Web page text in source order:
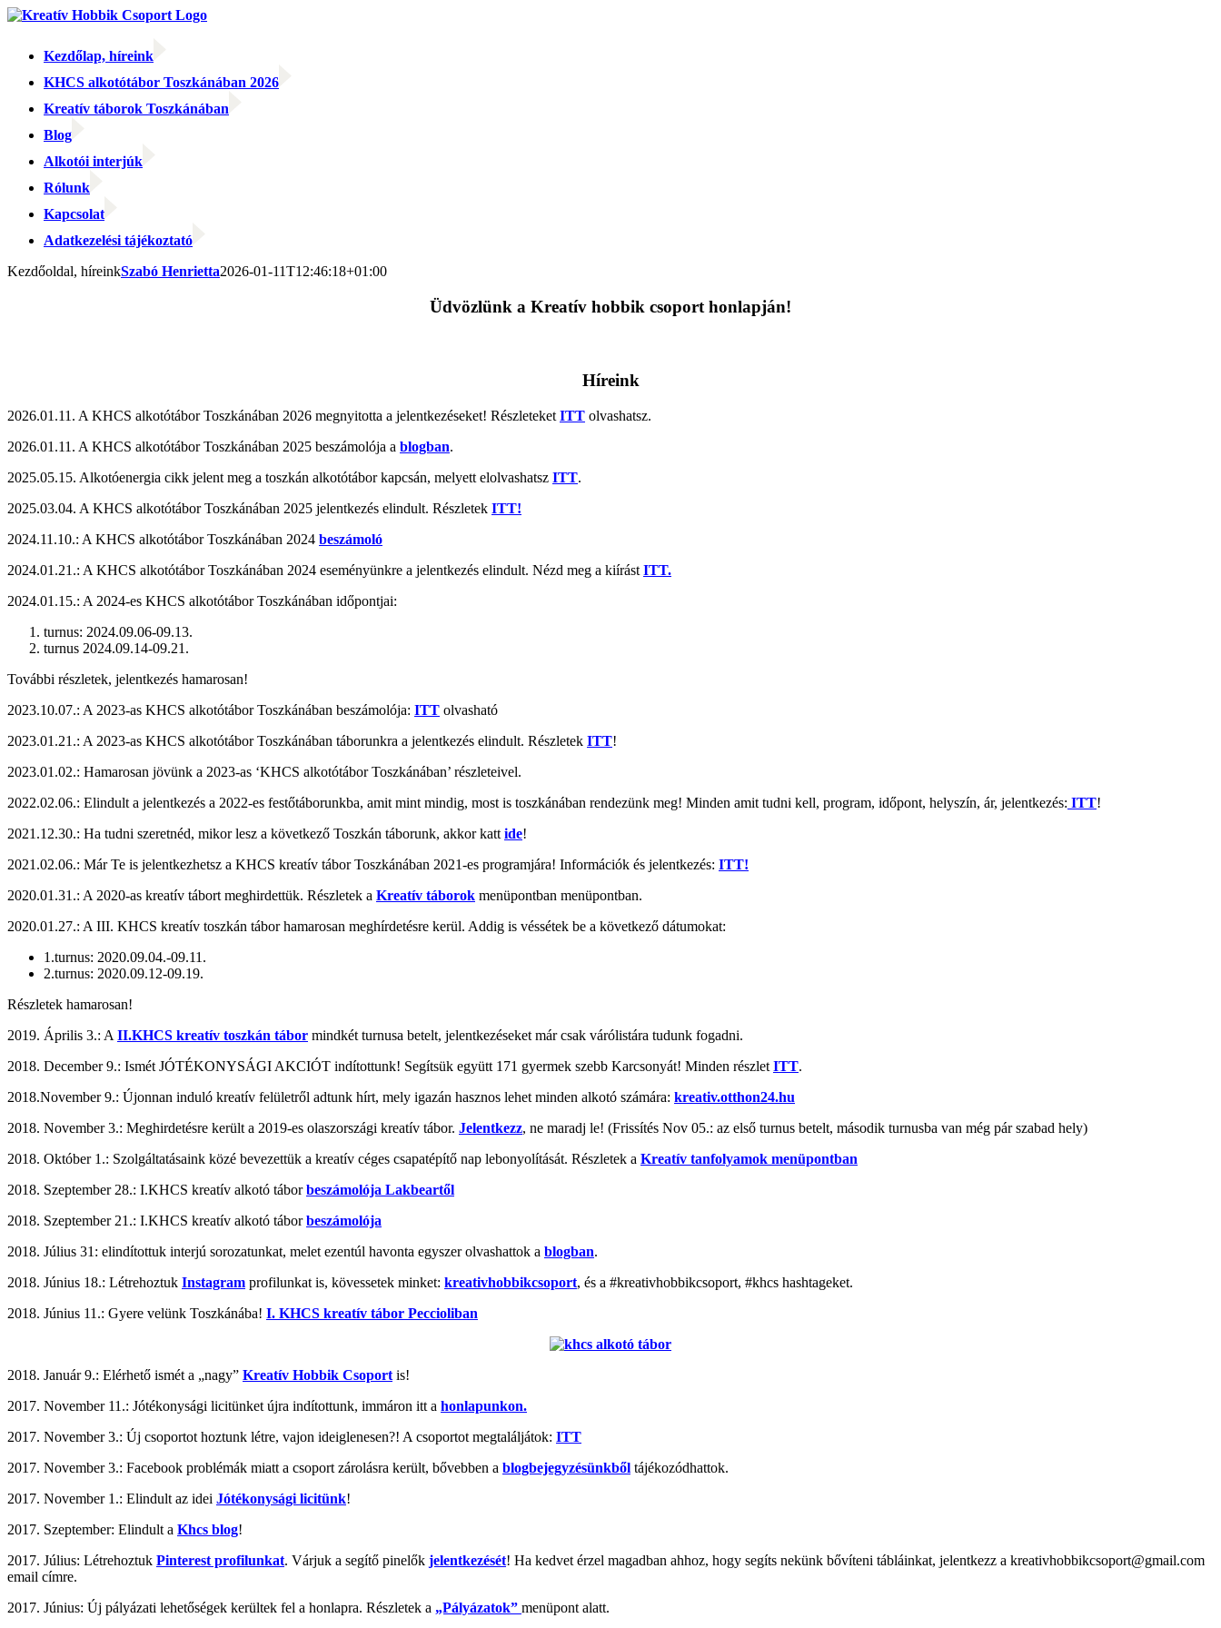
Kihagyás
Kezdőlap, híreink
KHCS alkotótábor Toszkánában 2026
Kreatív táborok Toszkánában
Blog
Alkotói interjúk
Rólunk
Kapcsolat
Adatkezelési tájékoztató
Facebook
Facebook
Email:
Kezdőoldal, híreinkSzabó Henrietta2026-01-11T12:46:18+01:00
Üdvözlünk a Kreatív hobbik csoport honlapján!
Híreink
2026.01.11. A KHCS alkotótábor Toszkánában 2026 megnyitotta a jelentkezéseket! Részleteket ITT olvashatsz.
2026.01.11. A KHCS alkotótábor Toszkánában 2025 beszámolója a blogban.
2025.05.15. Alkotóenergia cikk jelent meg a toszkán alkotótábor kapcsán, melyett elolvashatsz ITT.
2025.03.04. A KHCS alkotótábor Toszkánában 2025 jelentkezés elindult. Részletek ITT!
2024.11.10.: A KHCS alkotótábor Toszkánában 2024 beszámoló
2024.01.21.: A KHCS alkotótábor Toszkánában 2024 eseményünkre a jelentkezés elindult. Nézd meg a kiírást ITT.
2024.01.15.: A 2024-es KHCS alkotótábor Toszkánában időpontjai:
turnus: 2024.09.06-09.13.
turnus 2024.09.14-09.21.
További részletek, jelentkezés hamarosan!
2023.10.07.: A 2023-as KHCS alkotótábor Toszkánában beszámolója: ITT olvasható
2023.01.21.: A 2023-as KHCS alkotótábor Toszkánában táborunkra a jelentkezés elindult. Részletek ITT!
2023.01.02.: Hamarosan jövünk a 2023-as ‘KHCS alkotótábor Toszkánában’ részleteivel.
2022.02.06.: Elindult a jelentkezés a 2022-es festőtáborunkba, amit mint mindig, most is toszkánában rendezünk meg! Minden amit tudni kell, program, időpont, helyszín, ár, jelentkezés: ITT!
2021.12.30.: Ha tudni szeretnéd, mikor lesz a következő Toszkán táborunk, akkor katt ide!
2021.02.06.: Már Te is jelentkezhetsz a KHCS kreatív tábor Toszkánában 2021-es programjára! Információk és jelentkezés: ITT!
2020.01.31.: A 2020-as kreatív tábort meghirdettük. Részletek a Kreatív táborok menüpontban menüpontban.
2020.01.27.: A III. KHCS kreatív toszkán tábor hamarosan meghírdetésre kerül. Addig is véssétek be a következő dátumokat:
1.turnus: 2020.09.04.-09.11.
2.turnus: 2020.09.12-09.19.
Részletek hamarosan!
2019. Április 3.: A II.KHCS kreatív toszkán tábor mindkét turnusa betelt, jelentkezéseket már csak várólistára tudunk fogadni.
2018. December 9.: Ismét JÓTÉKONYSÁGI AKCIÓT indítottunk! Segítsük együtt 171 gyermek szebb Karcsonyát! Minden részlet ITT.
2018.November 9.: Újonnan induló kreatív felületről adtunk hírt, mely igazán hasznos lehet minden alkotó számára: kreativ.otthon24.hu
2018. November 3.: Meghirdetésre került a 2019-es olaszországi kreatív tábor. Jelentkezz, ne maradj le! (Frissítés Nov 05.: az első turnus betelt, második turnusba van még pár szabad hely)
2018. Október 1.: Szolgáltatásaink közé bevezettük a kreatív céges csapatépítő nap lebonyolítását. Részletek a Kreatív tanfolyamok menüpontban
2018. Szeptember 28.: I.KHCS kreatív alkotó táborbeszámolója Lakbeartől
2018. Szeptember 21.: I.KHCS kreatív alkotó táborbeszámolója
2018. Július 31: elindítottuk interjú sorozatunkat, melet ezentúl havonta egyszer olvashattok a blogban.
2018. Június 18.: Létrehoztuk Instagram profilunkat is, kövessetek minket: kreativhobbikcsoport, és a #kreativhobbikcsoport, #khcs hashtageket.
2018. Június 11.: Gyere velünk Toszkánába! I. KHCS kreatív tábor Peccioliban
2018. Január 9.: Elérhető ismét a „nagy” Kreatív Hobbik Csoport is!
2017. November 11.: Jótékonysági licitünket újra indítottunk, immáron itt a honlapunkon.
2017. November 3.: Új csoportot hoztunk létre, vajon ideiglenesen?! A csoportot megtaláljátok: ITT
2017. November 3.: Facebook problémák miatt a csoport zárolásra került, bővebben a blogbejegyzésünkből tájékozódhattok.
2017. November 1.: Elindult az idei Jótékonysági licitünk!
2017. Szeptember: Elindult a Khcs blog!
2017. Július: Létrehoztuk Pinterest profilunkat. Várjuk a segítő pinelők jelentkezését! Ha kedvet érzel magadban ahhoz, hogy segíts nekünk bővíteni tábláinkat, jelentkezz a kreativhobbikcsoport@gmail.com
email címre.
2017. Június: Új pályázati lehetőségek kerültek fel a honlapra. Részletek a „Pályázatok” menüpont alatt.